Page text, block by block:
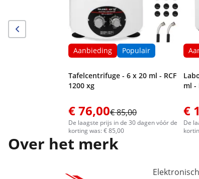
Aanbieding Populair
Tafelcentrifuge - 6 x 20 ml - RCF
1200 xg
€ 76,00€ 85,00
De laagste prijs in de 30 dagen vóór de
korting was: € 85,00
ml -
€
De
Over het merk